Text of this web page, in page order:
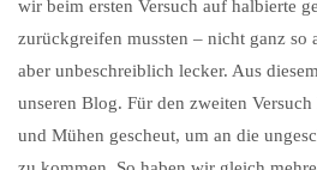
wir beim ersten Versuch auf halbierte
zurückgreifen mussten – nicht ganz so
aber unbeschreiblich lecker. Aus
unseren Blog. Für den zweiten
und Mühen gescheut, um an die